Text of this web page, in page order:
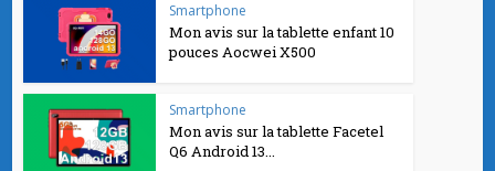
Smartphone
Mon avis sur la tablette enfant 10
pouces Aocwei X500
Smartphone
Mon avis sur la tablette Facetel
Q6 Android 13...